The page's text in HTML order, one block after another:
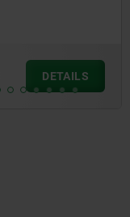
ab
zzgl. MwSt.
zzgl. Versandkosten